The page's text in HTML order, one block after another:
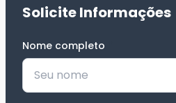
Solicite Informações
Nome completo